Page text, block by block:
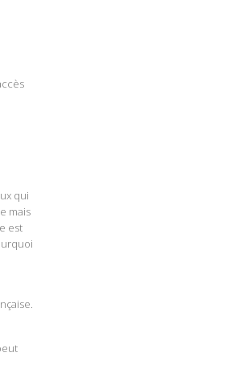
qui
mais
est